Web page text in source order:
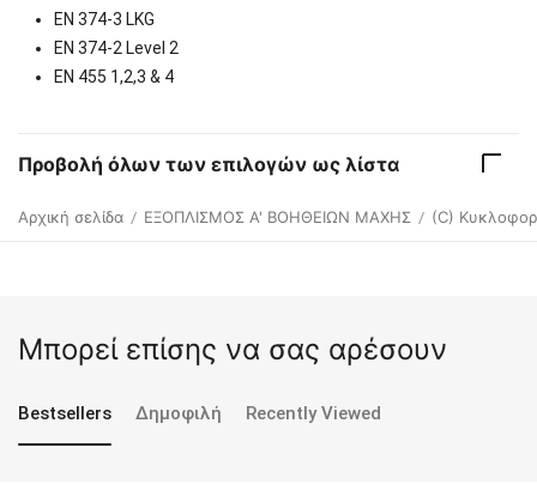
EN 374-3 LKG
EN 374-2 Level 2
EN 455 1,2,3 & 4
Προβολή όλων των επιλογών ως λίστα
Αρχική σελίδα / ΕΞΟΠΛΙΣΜΟΣ Α' ΒΟΗΘΕΙΩΝ ΜΑΧΗΣ / (C)
Μπορεί επίσης να σας αρέσουν
Bestsellers Δημοφιλή Recently Viewed